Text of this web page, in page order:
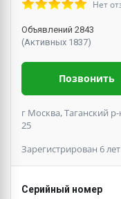
Нет
Объявлений 2843
(Активных 1837)
Позвонить
г Москва, Таганский
25
Зарегистрирован 6
Серийный номер